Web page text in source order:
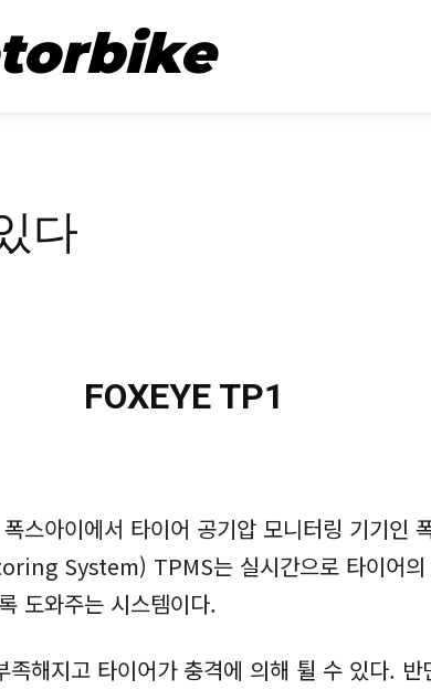
다
FOXEYE TP1
스아이에서 타이어 공기압 모니터링 기기인
System) TPMS는 실시간으로 타이어의
도와주는 시스템이다.
해지고 타이어가 충격에 의해 튈 수 있다.